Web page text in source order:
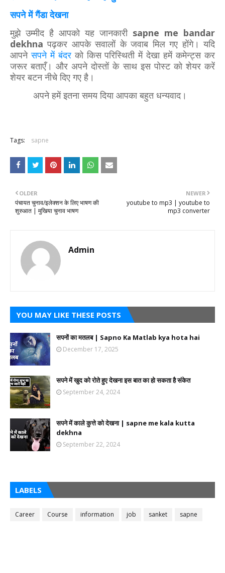
सपने में गैंडा देखना
मुझे उम्मीद है आपको यह जानकारी sapne me bandar
dekhna पढ़कर आपके सवालों के जवाब मिल गए होंगे। यदि
आपनेसपने में बंदरको किस परिस्थिती में देखा हमें कमेन्ट्स कर
जरूर बताएँ। और अपने दोस्तों के साथ इस पोस्ट को शेयर करें
शेयर बटन नीचे दिए गए है।
अपने हमें इतना समय दिया आपका बहुत धन्यवाद।
Tags: sapne
NEWER
youtube to mp3 | youtube to
mp3 converter
OLDER
पंचायत चुनाव/इलेक्शन के लिए भाषण की
शुरुआत | मुखिया चुनाव भाषण
Admin
YOU MAY LIKE THESE POSTS
सपनों का मतलब | Sapno Ka Matlab kya hota hai
December 17, 2025
सपने में खुद को रोते हुए देखना इस बात का हो सकता है संकेत
September 24, 2024
सपने में काले कुत्ते को देखना | sapne me kala kutta
dekhna
September 22, 2024
LABELS
Career Course information job sanket sapne